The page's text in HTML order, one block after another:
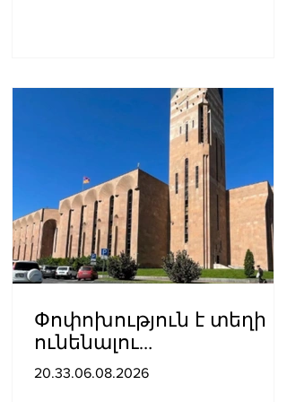
Փոփոխություն է տեղի
ունենալու
ավտոբուսային
20.33.06.08.2026